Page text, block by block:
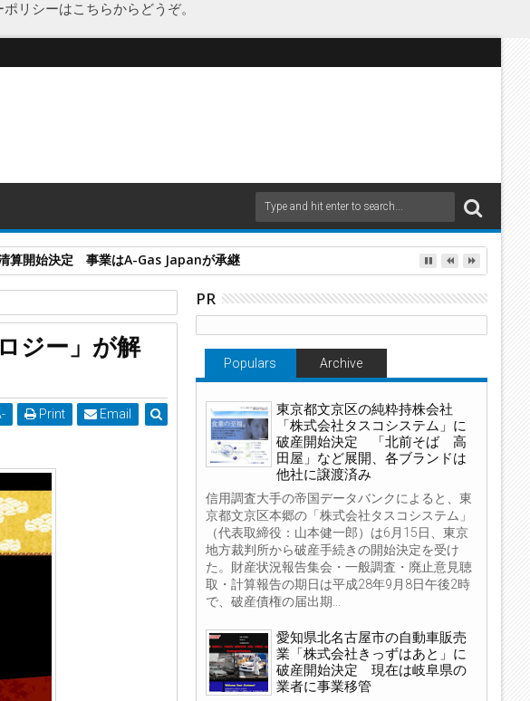
リシーはこちらからどうぞ。
算開始決定 事業はA-Gas Japanが承継
株情報
情報商材
株情報サイトを運営
ジー」が解
- Print Email
PR
Populars Archive
東京都文京区の純粋持株会社
「株式会社タスコシステム」に
破産開始決定 「北前そば 高
田屋」など展開、各ブランドは
他社に譲渡済み
信用調査大手の帝国データバンクによると、東
京都文京区本郷の「株式会社タスコシステム」
（代表取締役：山本健一郎）は6月15日、東京
地方裁判所から破産手続きの開始決定を受け
た。財産状況報告集会・一般調査・廃止意見聴
取・計算報告の期日は平成28年9月8日午後2時
で、破産債権の届出期...
愛知県北名古屋市の自動車販売
業「株式会社きっずはあと」に
破産開始決定 現在は岐阜県の
業者に事業移管